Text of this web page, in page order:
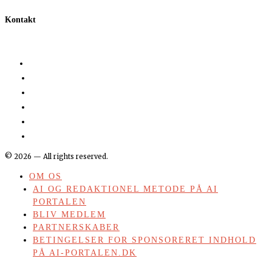
Kontakt
© 2026 — All rights reserved.
OM OS
AI OG REDAKTIONEL METODE PÅ AI
PORTALEN
BLIV MEDLEM
PARTNERSKABER
BETINGELSER FOR SPONSORERET INDHOLD
PÅ AI-PORTALEN.DK